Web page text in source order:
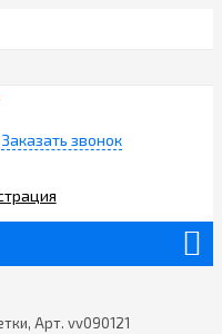
Заказать звонок
Арт. vv090121